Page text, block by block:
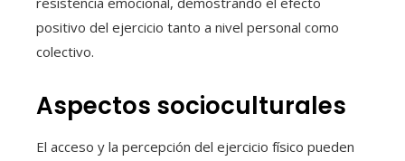
positivo del ejercicio tanto a nivel personal como
colectivo.
Aspectos socioculturales
El acceso y la percepción del ejercicio físico pueden